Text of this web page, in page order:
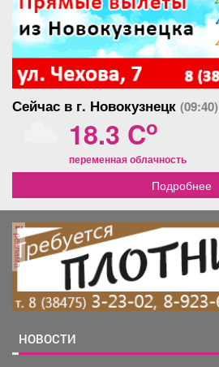
Сейчас в г. Новокузнецк (09:40)
18.3 Co
переменная облачность
Подробнее
реклама
НОВОСТИ